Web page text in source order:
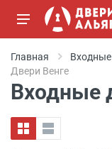
Главная
Входные
Двери Венге
Входные